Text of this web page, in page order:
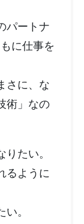
パートナ
に仕事を
さに、な
術」なの
たい。
るように
。